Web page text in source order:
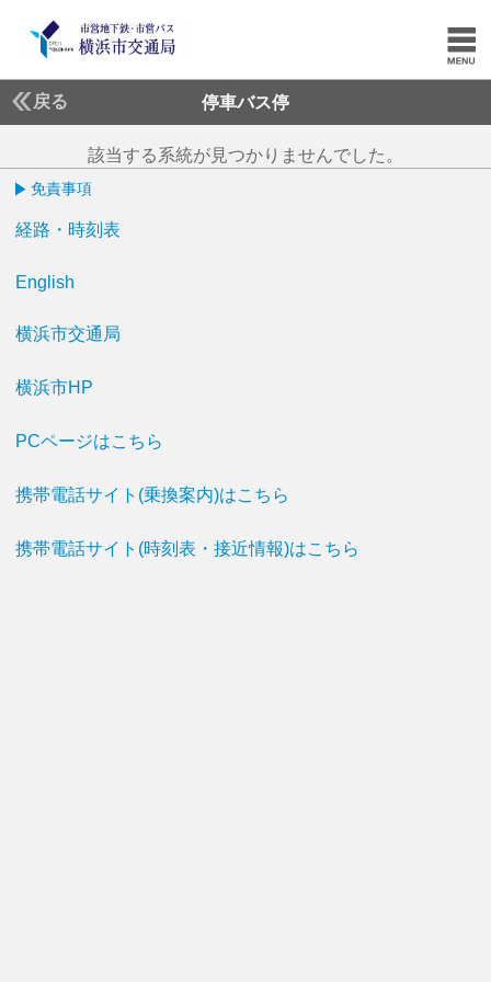
戻る 停車バス停
該当する系統が見つかりませんでした。
免責事項
経路・時刻表
English
横浜市交通局
横浜市HP
PCページはこちら
携帯電話サイト(乗換案内)はこちら
携帯電話サイト(時刻表・接近情報)はこちら